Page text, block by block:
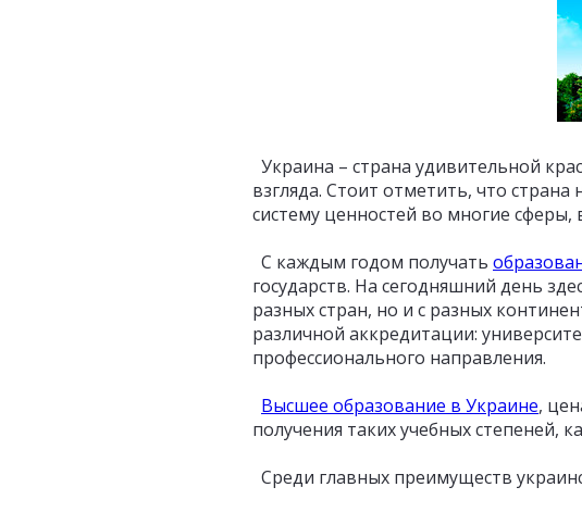
Украина – страна удивительной
взгляда. Стоит отметить, что
систему ценностей во многие
С каждым годом получать
государств. На сегодняшний день
разных стран, но и с разных
различной аккредитации:
профессионального направления.
Высшее образование в Украине,
получения таких учебных степеней,
Среди главных преимуществ